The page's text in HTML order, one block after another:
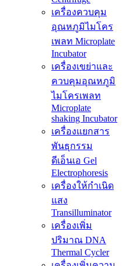
เครื่องควบคุม
อุณหภูมิไมโคร
เพลท Microplate
Incubator
เครื่องเขย่าและ
ควบคุมอุณหภูมิ
ไมโครเพลท
Microplate
shaking Incubator
เครื่องแยกสาร
พันธุกรรม
ดีเอ็นเอ Gel
Electrophoresis
เครื่องให้กำเนิด
แสง
Transilluminator
เครื่องเพิ่ม
ปริมาณ DNA
Thermal Cycler